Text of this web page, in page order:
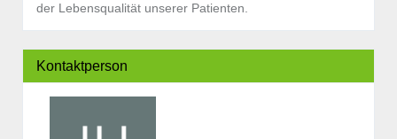
der Lebensqualität unserer Patienten.
Kontaktperson